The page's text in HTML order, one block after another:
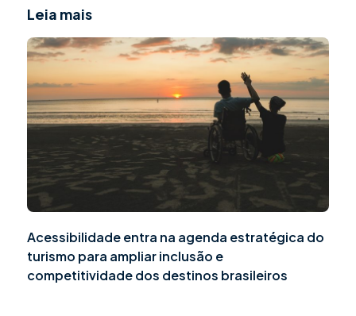
Leia mais
Acessibilidade entra na agenda estratégica do
turismo para ampliar inclusão e
competitividade dos destinos brasileiros